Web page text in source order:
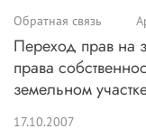
Обратная связь
Переход прав на
права
земельном
17.10.2007